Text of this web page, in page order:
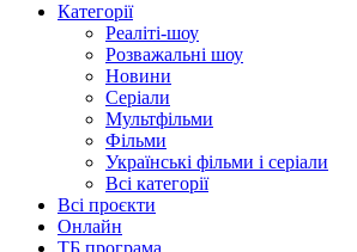
Категорії
Реаліті-шоу
Розважальні шоу
Новини
Серіали
Мультфільми
Фільми
Українські фільми і серіали
Всі категорії
Всі проєкти
Онлайн
ТБ програма